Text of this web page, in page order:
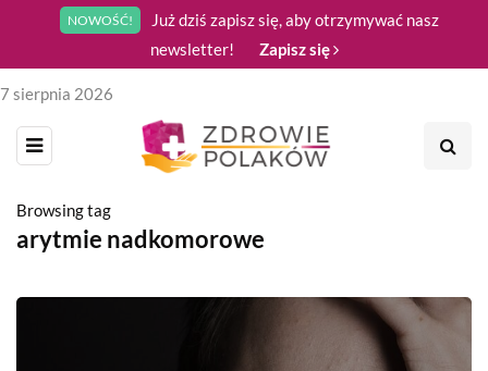
NOWOŚĆ!
Już dziś zapisz się, aby otrzymywać nasz
newsletter!
Zapisz się
7 sierpnia 2026
Browsing tag
arytmie nadkomorowe